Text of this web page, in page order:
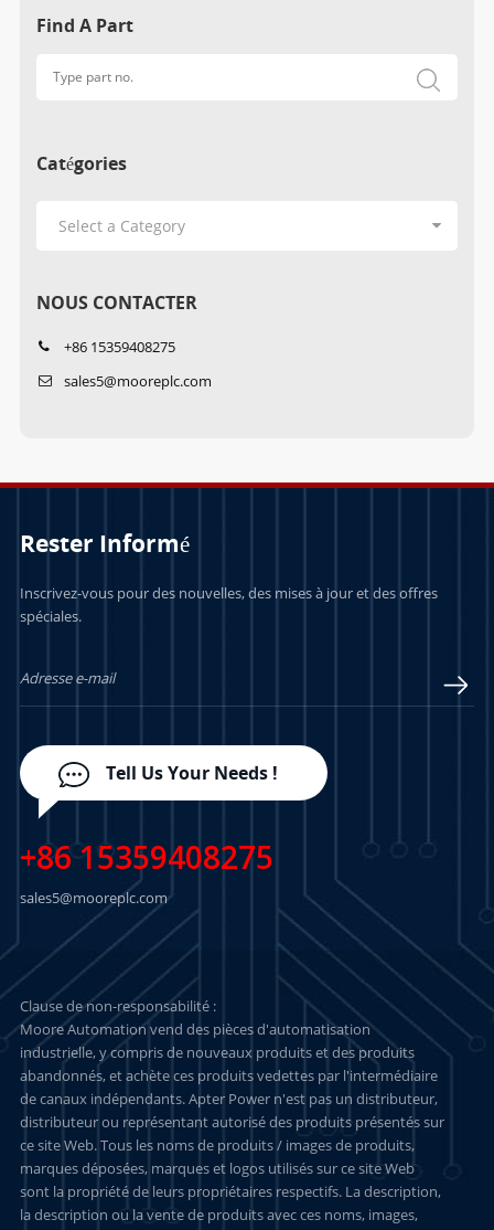
Find A Part
Catégories
NOUS CONTACTER
+86 15359408275
sales5@mooreplc.com
Rester Informé
Inscrivez-vous pour des nouvelles, des mises à jour et des offres
spéciales.
Tell Us Your Needs !
+86 15359408275
sales5@mooreplc.com
Clause de non-responsabilité :
Moore Automation vend des pièces d'automatisation
industrielle, y compris de nouveaux produits et des produits
abandonnés, et achète ces produits vedettes par l'intermédiaire
de canaux indépendants. Apter Power n'est pas un distributeur,
distributeur ou représentant autorisé des produits présentés sur
ce site Web. Tous les noms de produits / images de produits,
marques déposées, marques et logos utilisés sur ce site Web
sont la propriété de leurs propriétaires respectifs. La description,
la description ou la vente de produits avec ces noms, images,